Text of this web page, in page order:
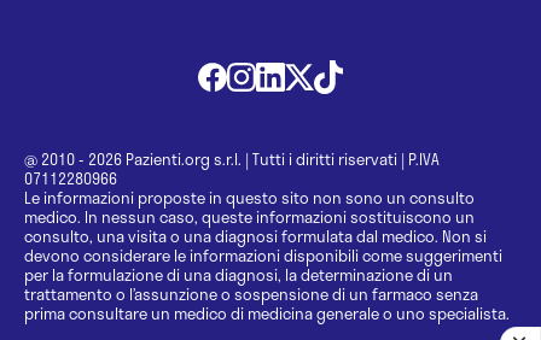
@ 2010 - 2026 Pazienti.org s.r.l. | Tutti i diritti riservati | P.IVA
07112280966
Le informazioni proposte in questo sito non sono un consulto
medico. In nessun caso, queste informazioni sostituiscono un
consulto, una visita o una diagnosi formulata dal medico. Non si
devono considerare le informazioni disponibili come suggerimenti
per la formulazione di una diagnosi, la determinazione di un
trattamento o l’assunzione o sospensione di un farmaco senza
prima consultare un medico di medicina generale o uno specialista.